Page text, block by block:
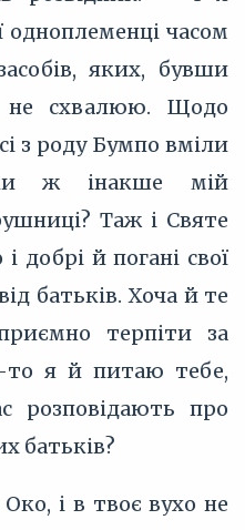
часом
яких, бувши
схвалюю. Щодо
з роду Бумпо вміли
ж інакше мій
Таж і Святе
добрі й погані свої
батьків. Хоча й те
терпіти за
то я й питаю тебе,
розповідають про
батьків?
і в твоє вухо не